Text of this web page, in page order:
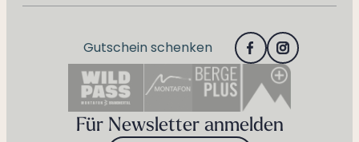
Gutschein schenken
Für Newsletter anmelden